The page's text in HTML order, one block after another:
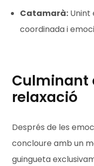
Catamarà: Unint
coordinada i
Culminant
relaxació
Després de les
concloure amb un
guingueta